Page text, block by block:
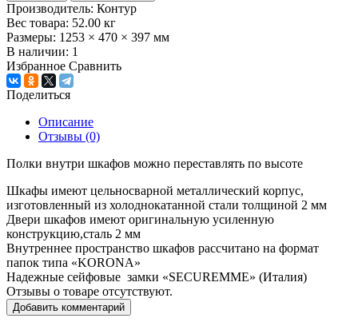
Производитель: Контур
Вес товара: 52.00 кг
Размеры: 1253 × 470 × 397 мм
В наличии: 1
Избранное Сравнить
Поделиться
Описание
Отзывы (0)
Полки внутри шкафов можно переставлять по высоте
Шкафы имеют цельносварной металлический корпус,
изготовленный из холоднокатанной стали толщиной 2 мм
Двери шкафов имеют оригинальную усиленную
конструкцию,сталь 2 мм
Внутреннее пространство шкафов рассчитано на формат
папок типа «KORONA»
Надежные сейфовые замки «SECUREMME» (Италия)
Отзывы о товаре отсутствуют.
Добавить комментарий